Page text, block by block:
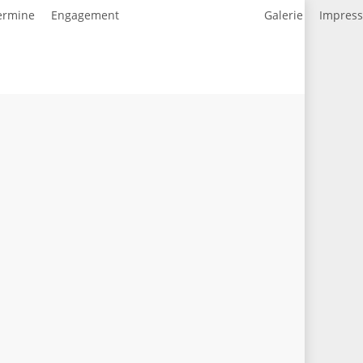
Engagement Galerie